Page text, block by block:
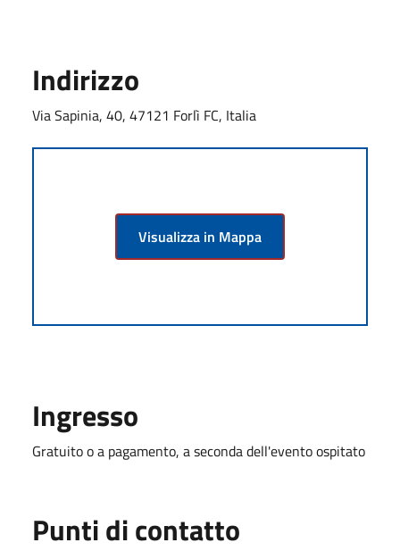
Indirizzo
Via Sapinia, 40, 47121 Forlì FC, Italia
Visualizza in Mappa
Ingresso
Gratuito o a pagamento, a seconda dell'evento ospitato
Punti di contatto